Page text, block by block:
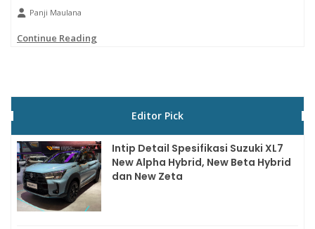
Panji Maulana
Continue Reading
Editor Pick
Intip Detail Spesifikasi Suzuki XL7
New Alpha Hybrid, New Beta Hybrid
dan New Zeta